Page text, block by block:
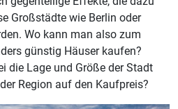
Großstädte wie Berlin oder
Wo kann man also zum
günstig Häuser kaufen?
die Lage und Größe der Stadt
Region auf den Kaufpreis?